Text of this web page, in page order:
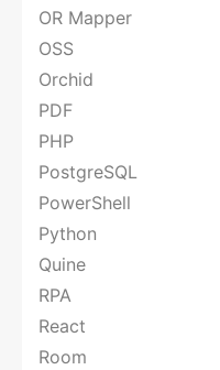
OR Mapper
OSS
Orchid
PDF
PHP
PostgreSQL
PowerShell
Python
Quine
RPA
React
Room